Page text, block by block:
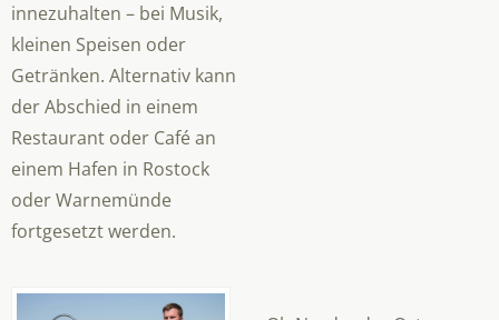
innezuhalten – bei Musik,
kleinen Speisen oder
Getränken. Alternativ kann
der Abschied in einem
Restaurant oder Café an
einem Hafen in Rostock
oder Warnemünde
fortgesetzt werden.